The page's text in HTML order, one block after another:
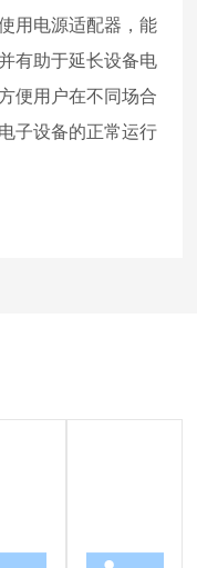
用电源适配器，能
有助于延长设备电
便用户在不同场合
子设备的正常运行